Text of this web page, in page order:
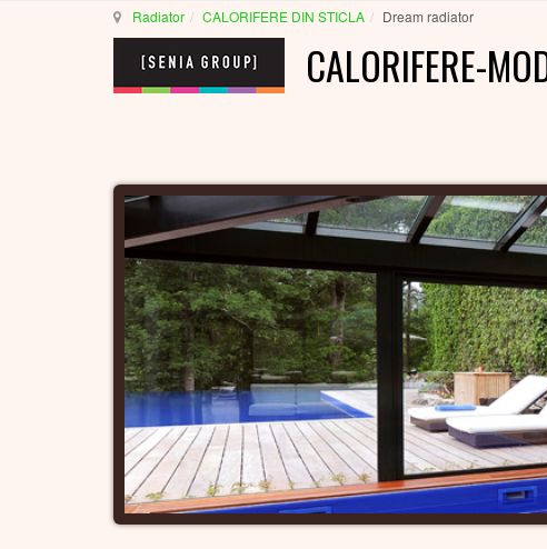
Radiator CALORIFERE DIN STICLA Dream radiator
CALORIFERE-